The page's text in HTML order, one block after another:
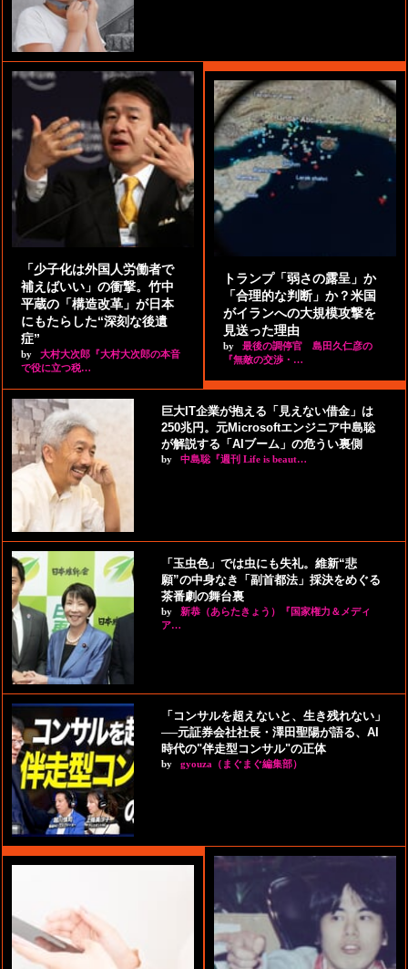
「少子化は外国人労働者で
補えばいい」の衝撃。竹中
平蔵の「構造改革」が日本
にもたらした“深刻な後遺
症”
by
大村大次郎『大村大次郎の本音
で役に立つ税…
トランプ「弱さの露呈」か
「合理的な判断」か？米国
がイランへの大規模攻撃を
見送った理由
by
最後の調停官 島田久仁彦の
『無敵の交渉・…
巨大IT企業が抱える「見えない借金」は
250兆円。元Microsoftエンジニア中島聡
が解説する「AIブーム」の危うい裏側
by 中島聡『週刊 Life is beaut…
「玉虫色」では虫にも失礼。維新“悲
願”の中身なき「副首都法」採決をめぐる
茶番劇の舞台裏
by
新恭（あらたきょう）『国家権力＆メディ
ア…
「コンサルを超えないと、生き残れない」
──元証券会社社長・澤田聖陽が語る、AI
時代の"伴走型コンサル"の正体
by gyouza（まぐまぐ編集部）